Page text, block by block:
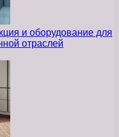
и оборудование для
отраслей